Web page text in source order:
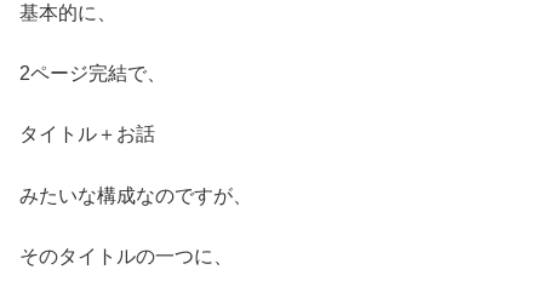
基本的に、
2ページ完結で、
タイトル＋お話
みたいな構成なのですが、
そのタイトルの一つに、